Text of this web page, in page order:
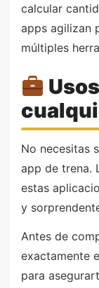
calcular
apps agilizan
múltiples
No necesitas
app de trena.
estas
y
Antes de
exactamente
para